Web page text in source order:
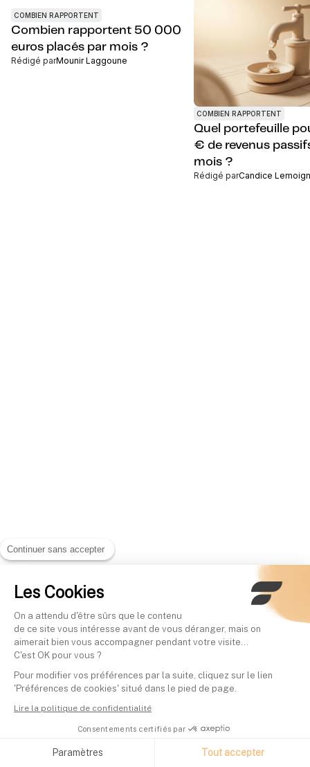
Continuer sans accepter
Les Cookies
On a attendu d'être sûrs que le contenu
de ce site vous intéresse avant de vous déranger, mais on
aimerait bien vous accompagner pendant votre visite...
C'est OK pour vous ?
Pour modifier vos préférences par la suite, cliquez sur le lien
'Préférences de cookies' situé dans le pied de page.
Lire la politique de confidentialité
Consentements certifiés par
Paramètres Tout accepter
COMBIEN RAPPORTENT
Combien rapportent 50 000
euros placés par mois ?
Rédigé parMounir Laggoune
COMBIEN RAPPORTENT
Quel portefeuille
€ de revenus
mois ?
Rédigé parCandice